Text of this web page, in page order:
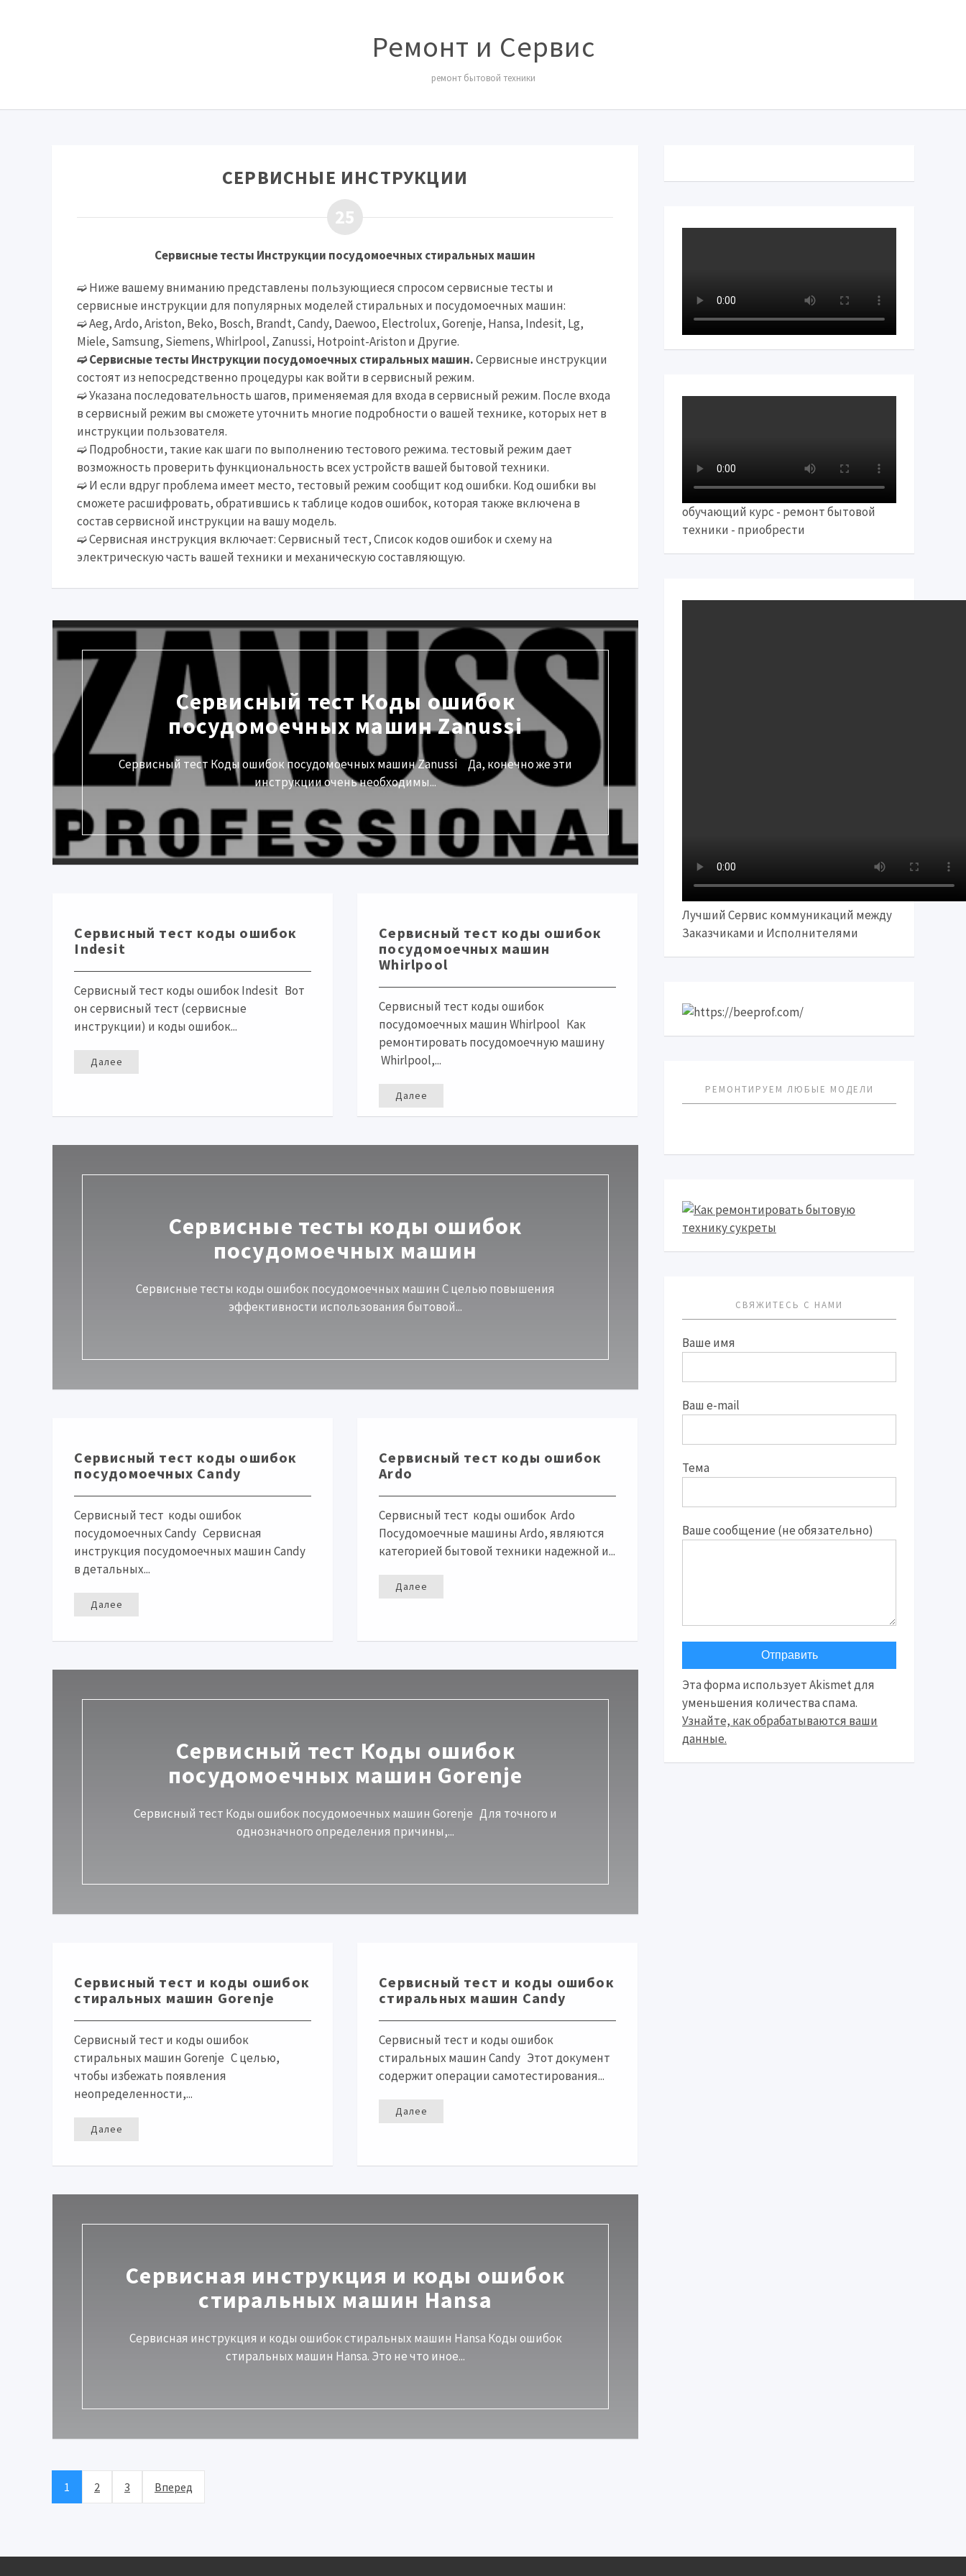
Ремонт и Сервис
ремонт бытовой техники
СЕРВИСНЫЕ ИНСТРУКЦИИ
25
Сервисные тесты Инструкции посудомоечных стиральных машин
➫ Ниже вашему вниманию представлены пользующиеся спросом сервисные тесты и
сервисные инструкции для популярных моделей стиральных и посудомоечных машин:
➫ Aeg, Ardo, Ariston, Beko, Bosch, Brandt, Candy, Daewoo, Electrolux, Gorenje, Hansa, Indesit, Lg,
Miele, Samsung, Siemens, Whirlpool, Zanussi, Hotpoint-Ariston и Другие.
➫ Сервисные тесты Инструкции посудомоечных стиральных машин.Сервисные инструкции
состоят из непосредственно процедуры как войти в сервисный режим.
➫ Указана последовательность шагов, применяемая для входа в сервисный режим. После входа
в сервисный режим вы сможете уточнить многие подробности о вашей технике, которых нет в
инструкции пользователя.
➫ Подробности, такие как шаги по выполнению тестового режима. тестовый режим дает
возможность проверить функциональность всех устройств вашей бытовой техники.
➫ И если вдруг проблема имеет место, тестовый режим сообщит код ошибки. Код ошибки вы
сможете расшифровать, обратившись к таблице кодов ошибок, которая также включена в
состав сервисной инструкции на вашу модель.
➫ Сервисная инструкция включает: Сервисный тест, Список кодов ошибок и схему на
электрическую часть вашей техники и механическую составляющую.
Сервисный тест Коды ошибок
посудомоечных машин Zanussi
Сервисный тест Коды ошибок посудомоечных машин Zanussi Да, конечно же эти
инструкции очень необходимы...
Сервисный тест коды ошибок
Indesit
Сервисный тест коды ошибок Indesit Вот
он сервисный тест (сервисные
инструкции) и коды ошибок...
Далее
Сервисный тест коды ошибок
посудомоечных машин
Whirlpool
Сервисный тест коды ошибок
посудомоечных машин Whirlpool Как
ремонтировать посудомоечную машину
Whirlpool,...
Далее
Сервисные тесты коды ошибок
посудомоечных машин
Сервисные тесты коды ошибок посудомоечных машин С целью повышения
эффективности использования бытовой...
Сервисный тест коды ошибок
посудомоечных Candy
Сервисный тест коды ошибок
посудомоечных Candy Сервисная
инструкция посудомоечных машин Candy
в детальных...
Далее
Сервисный тест коды ошибок
Ardo
Сервисный тест коды ошибок Ardo
Посудомоечные машины Ardo, являются
категорией бытовой техники надежной и...
Далее
Сервисный тест Коды ошибок
посудомоечных машин Gorenje
Сервисный тест Коды ошибок посудомоечных машин Gorenje Для точного и
однозначного определения причины,...
Сервисный тест и коды ошибок
стиральных машин Gorenje
Сервисный тест и коды ошибок
стиральных машин Gorenje С целью,
чтобы избежать появления
неопределенности,...
Далее
Сервисный тест и коды ошибок
стиральных машин Candy
Сервисный тест и коды ошибок
стиральных машин Candy Этот документ
содержит операции самотестирования...
Далее
Сервисная инструкция и коды ошибок
стиральных машин Hansa
Сервисная инструкция и коды ошибок стиральных машин Hansa Коды ошибок
стиральных машин Hansa. Это не что иное...
1 2 3 Вперед
обучающий курс - ремонт бытовой
техники - приобрести
Лучший Сервис коммуникаций между
Заказчиками и Исполнителями
РЕМОНТИРУЕМ ЛЮБЫЕ МОДЕЛИ
СВЯЖИТЕСЬ С НАМИ
Ваше имя
Ваш e-mail
Тема
Ваше сообщение (не обязательно)
Эта форма использует Akismet для
уменьшения количества спама.
Узнайте, как обрабатываются ваши
данные.